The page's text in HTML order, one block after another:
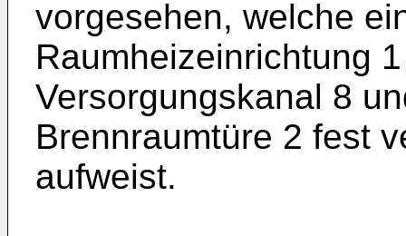
vorgesehen, welche
Raumheizeinrichtung
Versorgungskanal 8
Brennraumtüre 2 fest
aufweist.